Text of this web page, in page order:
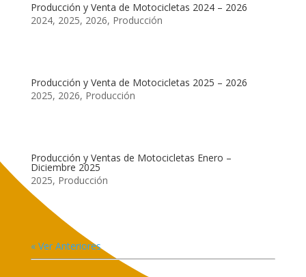
Producción y Venta de Motocicletas 2024 – 2026
2024, 2025, 2026, Producción
Producción y Venta de Motocicletas 2025 – 2026
2025, 2026, Producción
Producción y Ventas de Motocicletas Enero –
Diciembre 2025
2025, Producción
« Ver Anteriores